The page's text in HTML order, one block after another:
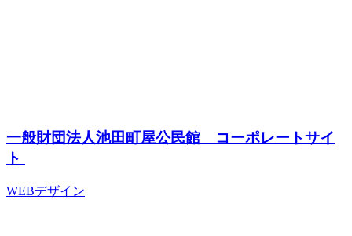
一般財団法人池田町屋公民館 コーポレートサイ
ト
WEBデザイン